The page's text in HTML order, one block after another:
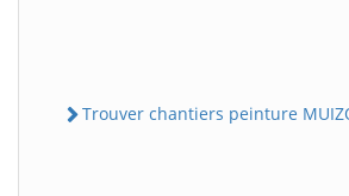
Trouver chantiers peinture